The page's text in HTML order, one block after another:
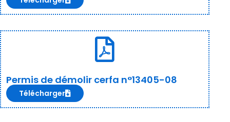
Permis de démolir cerfa n°13405-08
Télécharger